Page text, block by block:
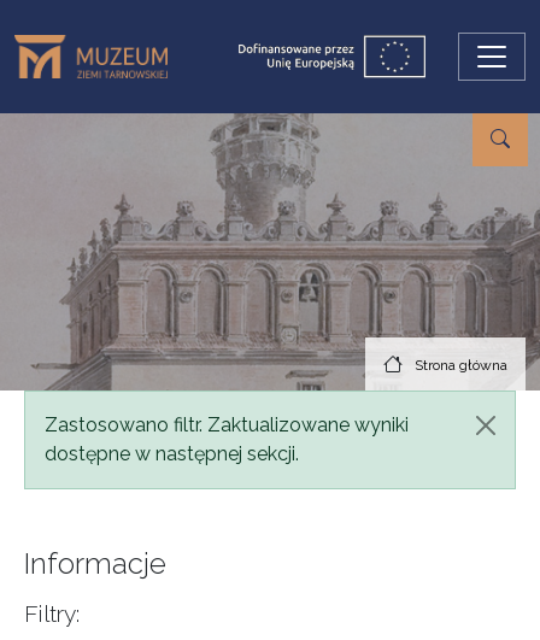
Strona główna
Komunikat
Zastosowano filtr. Zaktualizowane wyniki
dostępne w następnej sekcji.
Informacje
Filtry: